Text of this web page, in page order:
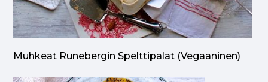
Muhkeat Runebergin Spelttipalat (vegaaninen)